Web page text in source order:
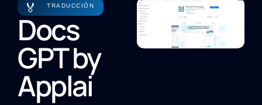
🏅 TRADUCCIÓN
Docs
GPT by
Applai